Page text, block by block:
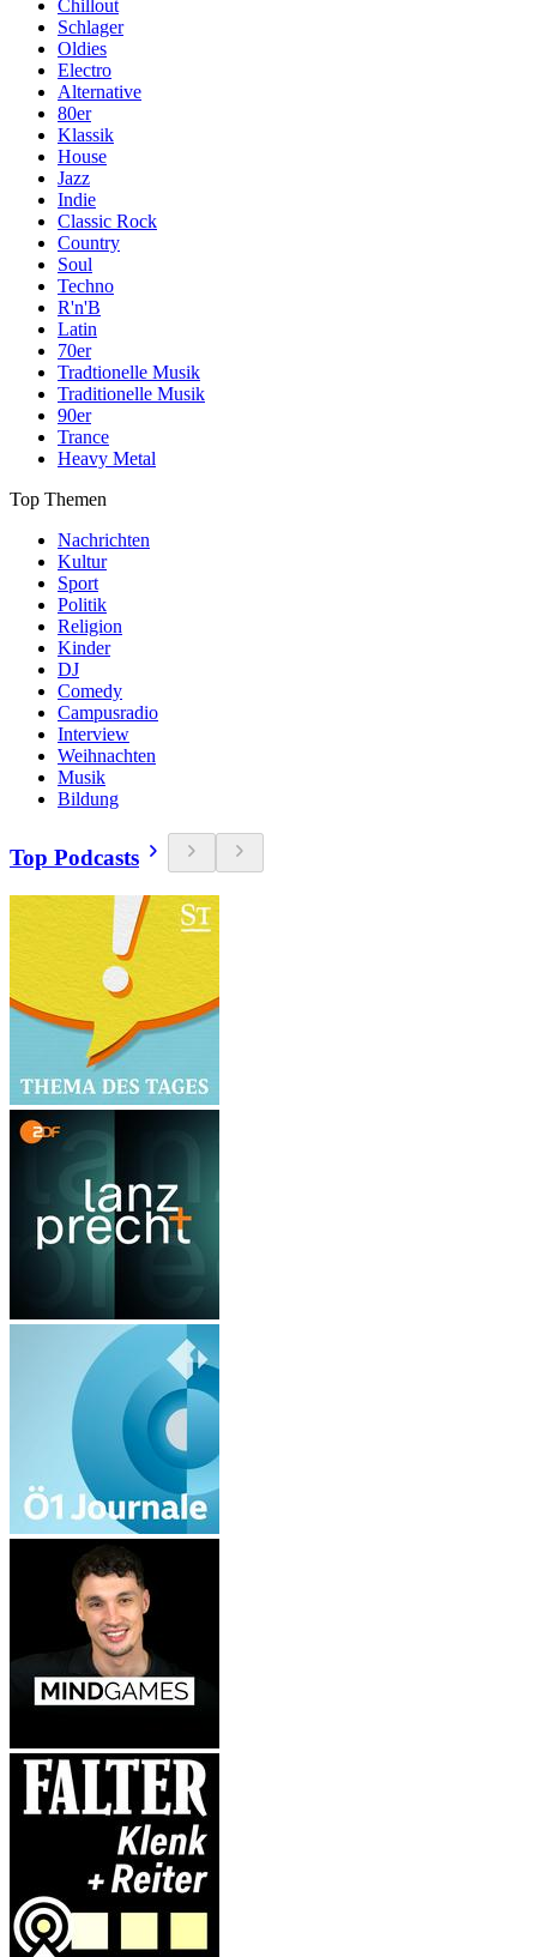
Chillout
Schlager
Oldies
Electro
Alternative
80er
Klassik
House
Jazz
Indie
Classic Rock
Country
Soul
Techno
R'n'B
Latin
70er
Tradtionelle Musik
Traditionelle Musik
90er
Trance
Heavy Metal
Top Themen
Nachrichten
Kultur
Sport
Politik
Religion
Kinder
DJ
Comedy
Campusradio
Interview
Weihnachten
Musik
Bildung
Top Podcasts